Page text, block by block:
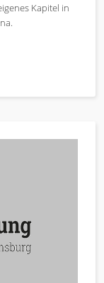
Kapitel in